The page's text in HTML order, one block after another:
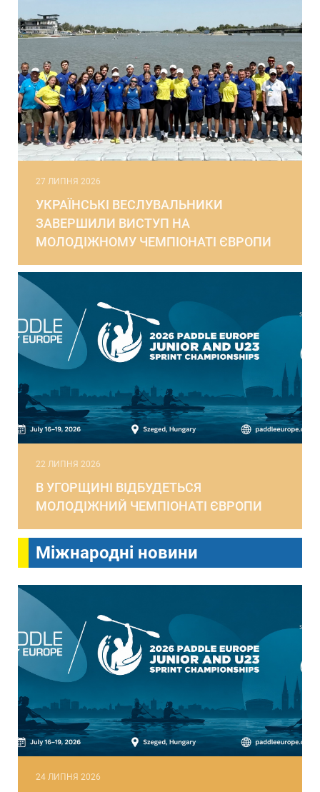
27 ЛИПНЯ 2026
УКРАЇНСЬКІ ВЕСЛУВАЛЬНИКИ
ЗАВЕРШИЛИ ВИСТУП НА
МОЛОДІЖНОМУ ЧЕМПІОНАТІ ЄВРОПИ
22 ЛИПНЯ 2026
В УГОРЩИНІ ВІДБУДЕТЬСЯ
МОЛОДІЖНИЙ ЧЕМПІОНАТІ ЄВРОПИ
Міжнародні новини
24 ЛИПНЯ 2026